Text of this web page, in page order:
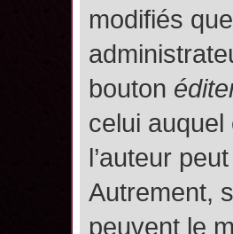
modifiés
bouton
celui auquel
l’auteur
Autrement,
peuvent le